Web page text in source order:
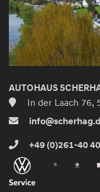
AUTOHAUS
In der Laach 76,
+49 (0)261-40